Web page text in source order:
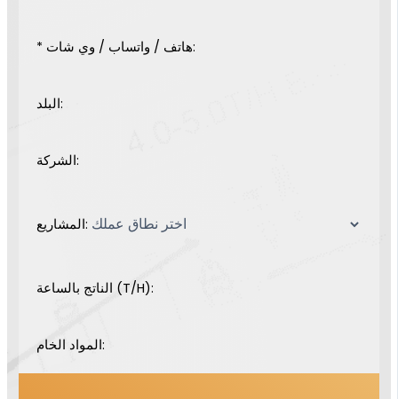
* هاتف / واتساب / وي شات:
البلد:
الشركة:
المشاريع:
الناتج بالساعة (T/H):
المواد الخام: